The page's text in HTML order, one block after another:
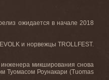
ожидается в начале 2018
и норвежцыTROLLFEST.
микширования снова
Туомасом Роунакари (Tuomas